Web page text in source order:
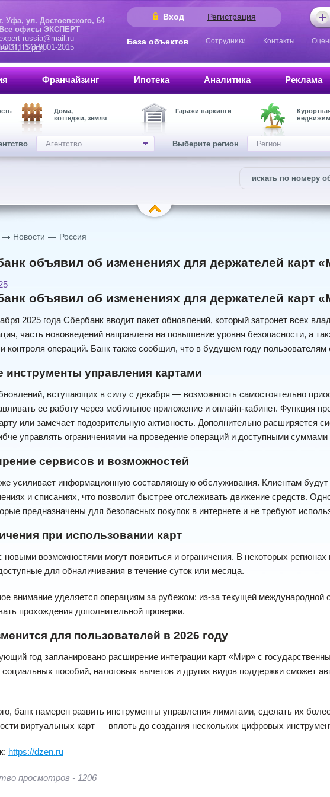
Вход Регистрация
Достоевского, 64
Все офисы ЭКСПЕРТ
russia@mail.ru
9001-2015
База объектов Сотрудники Контакты
Франчайзинг Ипотека Аналитика Реклама
Дома,
коттеджи, земля
Гаражи паркинги
Агентство Выберите регион Регион
искать по номеру
Новости Россия
объявил об изменениях для держателей карт
объявил об изменениях для держателей карт
2025 года Сбербанк вводит пакет обновлений, который затронет всех
часть нововведений направлена на повышение уровня безопасности, а
контроля операций. Банк также сообщил, что в будущем году
инструменты управления картами
вступающих в силу с декабря — возможность самостоятельно
ее работу через мобильное приложение и онлайн-кабинет. Функция
или замечает подозрительную активность. Дополнительно расширяется
управлять ограничениями на проведение операций и доступными
сервисов и возможностей
усиливает информационную составляющую обслуживания. Клиентам
и списаниях, что позволит быстрее отслеживать движение средств.
предназначены для безопасных покупок в интернете и не требуют
при использовании карт
новыми возможностями могут появиться и ограничения. В некоторых
для обналичивания в течение суток или месяца.
внимание уделяется операциям за рубежом: из-за текущей международной
прохождения дополнительной проверки.
для пользователей в 2026 году
год запланировано расширение интеграции карт «Мир» с
пособий, налоговых вычетов и других видов поддержки сможет
банк намерен развить инструменты управления лимитами, сделать их
виртуальных карт — вплоть до создания нескольких цифровых
https://dzen.ru
просмотров - 1206